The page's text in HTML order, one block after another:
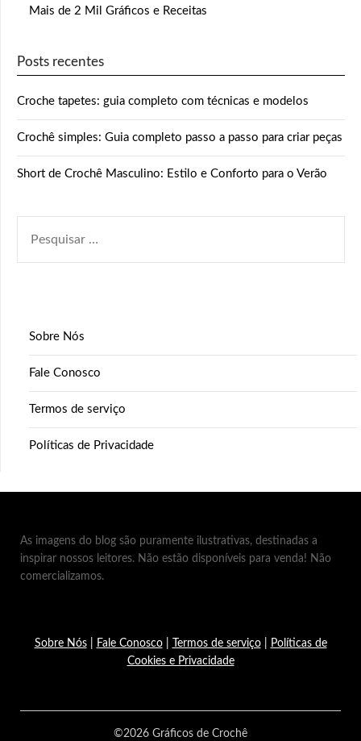
Mais de 2 Mil Gráficos e Receitas
Posts recentes
Croche tapetes: guia completo com técnicas e modelos
Crochê simples: Guia completo passo a passo para criar peças
Short de Crochê Masculino: Estilo e Conforto para o Verão
POR:
Sobre Nós
Fale Conosco
Termos de serviço
Políticas de Privacidade
As imagens do blog são puramente ilustrativas, destinadas a
inspirar nossos leitores. Não estão disponíveis para venda! Não
comercializamos.
Sobre Nós| Fale Conosco| Termos de serviço|
Políticas de
Cookies e Privacidade
©2026 Gráficos de Crochê